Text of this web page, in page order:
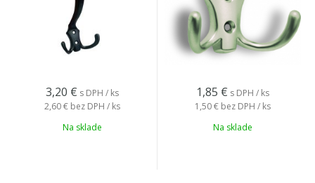
3,20 € s DPH / ks
2,60 € bez DPH / ks
Na sklade
1,85 € s DPH / ks
1,50 € bez DPH / ks
Na sklade